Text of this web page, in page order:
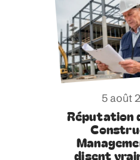
5 août
Réputation
disent